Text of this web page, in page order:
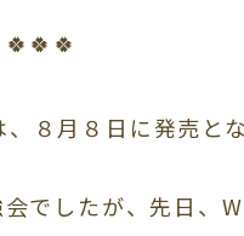
、８月８日に発売と
でしたが、先日、